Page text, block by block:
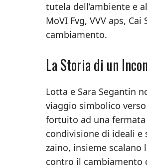
tutela dell’ambiente e
MoVI Fvg, VVV aps,
cambiamento.
La Storia di un
Lotta e Sara Segantin
viaggio simbolico
fortuito ad una fermata
condivisione di ideali e
zaino, insieme
contro il cambiamento